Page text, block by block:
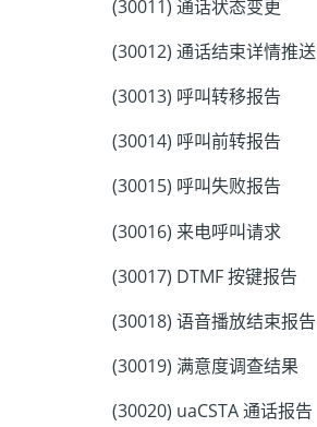
(30011) 通话状态变更
(30012) 通话结束详情推送
(30013) 呼叫转移报告
(30014) 呼叫前转报告
(30015) 呼叫失败报告
(30016) 来电呼叫请求
(30017) DTMF 按键报告
(30018) 语音播放结束报告
(30019) 满意度调查结果
(30020) uaCSTA 通话报告